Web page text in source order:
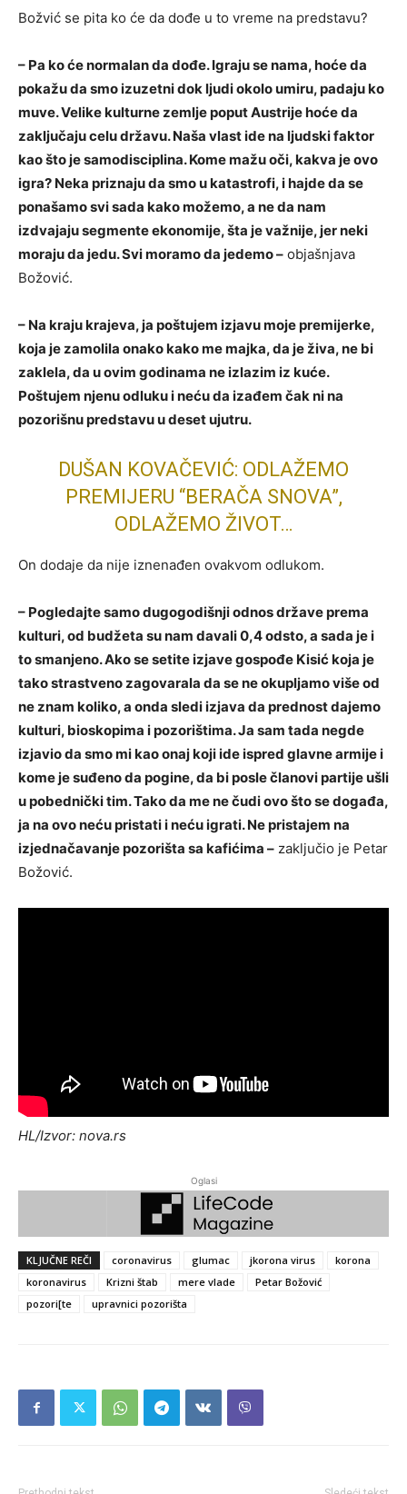
Božvić se pita ko će da dođe u to vreme na predstavu?
– Pa ko će normalan da dođe. Igraju se nama, hoće da
pokažu da smo izuzetni dok ljudi okolo umiru, padaju ko
muve. Velike kulturne zemlje poput Austrije hoće da
zaključaju celu državu. Naša vlast ide na ljudski faktor
kao što je samodisciplina. Kome mažu oči, kakva je ovo
igra? Neka priznaju da smo u katastrofi, i hajde da se
ponašamo svi sada kako možemo, a ne da nam
izdvajaju segmente ekonomije, šta je važnije, jer neki
moraju da jedu. Svi moramo da jedemo – objašnjava
Božović.
– Na kraju krajeva, ja poštujem izjavu moje premijerke,
koja je zamolila onako kako me majka, da je živa, ne bi
zaklela, da u ovim godinama ne izlazim iz kuće.
Poštujem njenu odluku i neću da izađem čak ni na
pozorišnu predstavu u deset ujutru.
DUŠAN KOVAČEVIĆ: ODLAŽEMO
PREMIJERU “BERAČA SNOVA”,
ODLAŽEMO ŽIVOT…
On dodaje da nije iznenađen ovakvom odlukom.
– Pogledajte samo dugogodišnji odnos države prema
kulturi, od budžeta su nam davali 0,4 odsto, a sada je i
to smanjeno. Ako se setite izjave gospođe Kisić koja je
tako strastveno zagovarala da se ne okupljamo više od
ne znam koliko, a onda sledi izjava da prednost dajemo
kulturi, bioskopima i pozorištima. Ja sam tada negde
izjavio da smo mi kao onaj koji ide ispred glavne armije i
kome je suđeno da pogine, da bi posle članovi partije ušli
u pobednički tim. Tako da me ne čudi ovo što se događa,
ja na ovo neću pristati i neću igrati. Ne pristajem na
izjednačavanje pozorišta sa kafićima – zaključio je Petar
Božović.
HL/Izvor: nova.rs
Oglasi
KLJUČNE REČI coronavirus glumac jkorona virus
korona
koronavirus
Krizni štab mere vlade
Petar Božović
pozori[te
upravnici pozorišta